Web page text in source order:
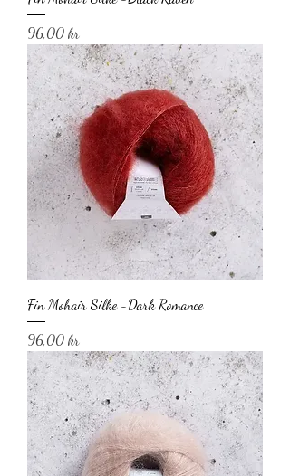
Pris
96,00 kr
Fin Mohair Silke -Dark Romance
Pris
96,00 kr